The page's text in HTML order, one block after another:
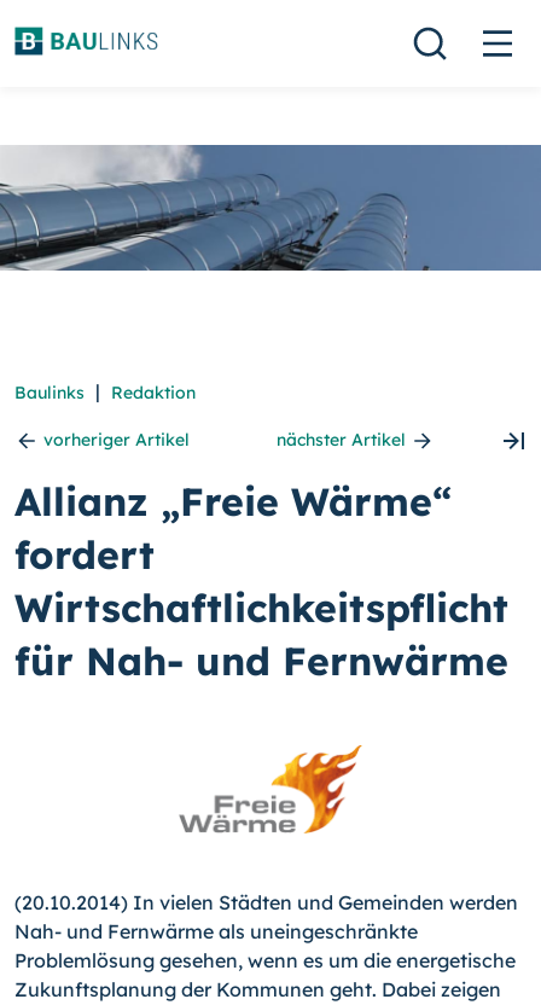
Baulinks | Redaktion
vorheriger Artikel nächster Artikel
Allianz „Freie Wärme“
fordert
Wirtschaftlichkeitspflicht
für Nah- und Fernwärme
(20.10.2014) In vielen Städten und Gemeinden werden
Nah- und Fernwärme als uneingeschränkte
Problemlösung gesehen, wenn es um die energetische
Zukunftsplanung der Kommunen geht. Dabei zeigen